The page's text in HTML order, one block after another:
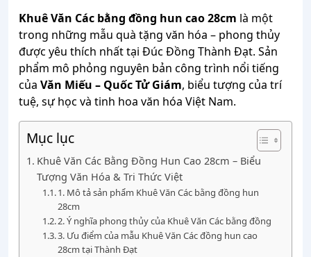
Khuê Văn Các bằng đồng hun cao 28cm là một
trong những mẫu quà tặng văn hóa – phong thủy
được yêu thích nhất tại Đúc Đồng Thành Đạt. Sản
phẩm mô phỏng nguyên bản công trình nổi tiếng
của Văn Miếu – Quốc Tử Giám, biểu tượng của trí
tuệ, sự học và tinh hoa văn hóa Việt Nam.
Mục lục
Khuê Văn Các Bằng Đồng Hun Cao 28cm – Biểu
Tượng Văn Hóa & Tri Thức Việt
1. Mô tả sản phẩm Khuê Văn Các bằng đồng hun
28cm
2. Ý nghĩa phong thủy của Khuê Văn Các bằng đồng
3. Ưu điểm của mẫu Khuê Văn Các đồng hun cao
28cm tại Thành Đạt